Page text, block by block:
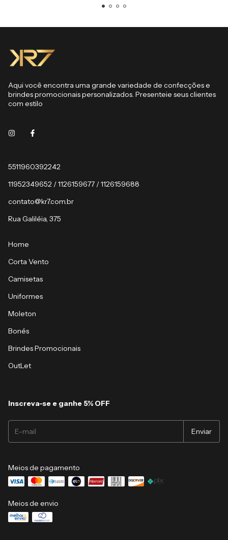
Aqui você encontra uma grande variedade de confecções e
brindes promocionais personalizados. Presenteie seus clientes
com estilo
5511960392242
11952349652 / 1126159677 / 1126159688
contato@kr7.com.br
Rua Galiléia, 375
Home
Corta Vento
Camisetas
Uniformes
Moleton
Bonés
Brindes Promocionais
OutLet
Inscreva-se e ganhe 5% OFF
Meios de pagamento
Meios de envio